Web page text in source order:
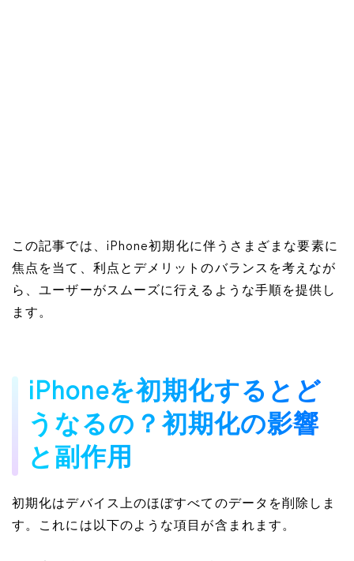
この記事では、iPhone初期化に伴うさまざまな要素に
焦点を当て、利点とデメリットのバランスを考えなが
ら、ユーザーがスムーズに行えるような手順を提供し
ます。
iPhoneを初期化するとど
うなるの？初期化の影響
と副作用
初期化はデバイス上のほぼすべてのデータを削除しま
す。これには以下のような項目が含まれます。